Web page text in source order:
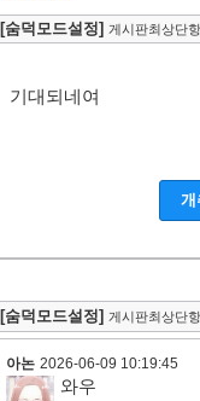
[숨덕모드설정] 게시판최상단
기대되네여
개
[숨덕모드설정] 게시판최상단
아논 2026-06-09 10:19:45
와우